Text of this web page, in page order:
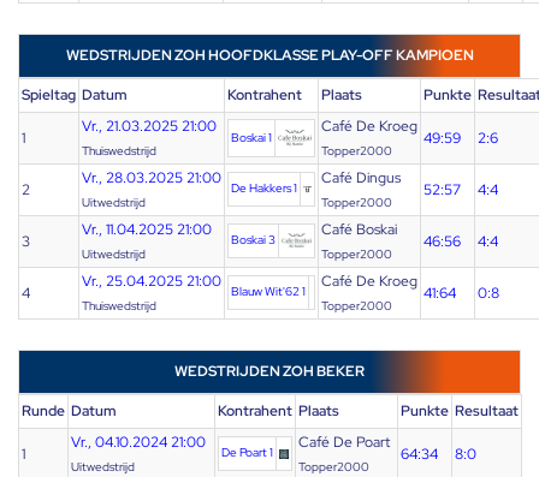
WEDSTRIJDEN ZOH HOOFDKLASSE PLAY-OFF KAMPIOEN
Spieltag Datum Kontrahent Plaats Punkte
1
Vr., 21.03.2025 21:00
Thuiswedstrijd
Boskai 1
Café De Kroeg
Topper2000
49:59 2:6
2
Vr., 28.03.2025 21:00
Uitwedstrijd
De Hakkers 1
Café Dingus
Topper2000
52:57 4:4
3
Vr., 11.04.2025 21:00
Uitwedstrijd
Boskai 3
Café Boskai
Topper2000
46:56 4:4
4
Vr., 25.04.2025 21:00
Thuiswedstrijd
Blauw Wit'62 1
Café De Kroeg
Topper2000
41:64 0:8
WEDSTRIJDEN ZOH BEKER
Runde Datum Kontrahent Plaats Punkte Resultaat
1
Vr., 04.10.2024 21:00
Uitwedstrijd
De Poart 1
Café De Poart
Topper2000
64:34 8:0